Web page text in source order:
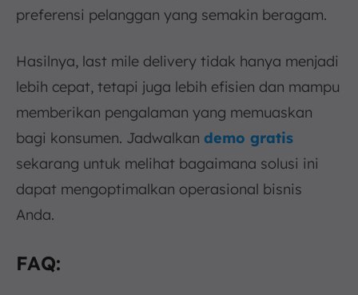
preferensi pelanggan yang semakin beragam.
Hasilnya, last mile delivery tidak hanya menjadi
lebih cepat, tetapi juga lebih efisien dan mampu
memberikan pengalaman yang memuaskan
bagi konsumen. Jadwalkan demo gratis
sekarang untuk melihat bagaimana solusi ini
dapat mengoptimalkan operasional bisnis
Anda.
FAQ: